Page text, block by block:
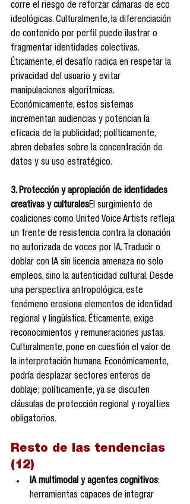
corre el riesgo de reforzar cámaras de eco
ideológicas. Culturalmente, la diferenciación
de contenido por perfil puede ilustrar o
fragmentar identidades colectivas.
Éticamente, el desafío radica en respetar la
privacidad del usuario y evitar
manipulaciones algorítmicas.
Económicamente, estos sistemas
incrementan audiencias y potencian la
eficacia de la publicidad; políticamente,
abren debates sobre la concentración de
datos y su uso estratégico.
3. Protección y apropiación de identidades
creativas y culturalesEl surgimiento de
coaliciones como United Voice Artists refleja
un frente de resistencia contra la clonación
no autorizada de voces por IA. Traducir o
doblar con IA sin licencia amenaza no solo
empleos, sino la autenticidad cultural. Desde
una perspectiva antropológica, este
fenómeno erosiona elementos de identidad
regional y lingüística. Éticamente, exige
reconocimientos y remuneraciones justas.
Culturalmente, pone en cuestión el valor de
la interpretación humana. Económicamente,
podría desplazar sectores enteros de
doblaje; políticamente, ya se discuten
cláusulas de protección regional y royalties
obligatorios.
Resto de las tendencias
(12)
IA multimodal y agentes cognitivos:
herramientas capaces de integrar